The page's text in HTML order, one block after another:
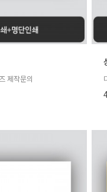
제작문의